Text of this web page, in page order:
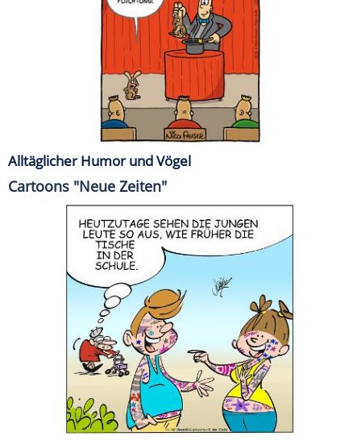
Alltäglicher Humor und Vögel
Cartoons "Neue Zeiten"